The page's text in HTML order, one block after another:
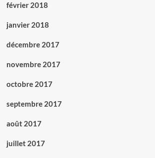
février 2018
janvier 2018
décembre 2017
novembre 2017
octobre 2017
septembre 2017
août 2017
juillet 2017